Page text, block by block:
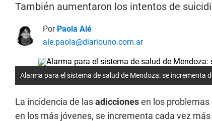
También aumentaron los intentos de
Por Paola Alé
ale.paola@diariouno.com.ar
Alarma para el sistema de salud de Mendoza: se incrementa
La incidencia de lasadiccionesen los problemas
en los más jóvenes, se incrementa cada vez